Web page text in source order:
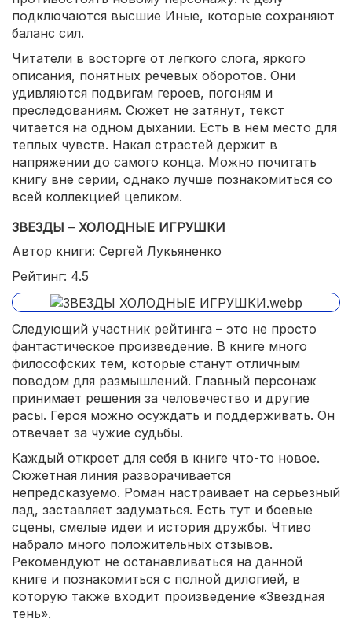
подключаются высшие Иные, которые сохраняют
баланс сил.
Читатели в восторге от легкого слога, яркого
описания, понятных речевых оборотов. Они
удивляются подвигам героев, погоням и
преследованиям. Сюжет не затянут, текст
читается на одном дыхании. Есть в нем место для
теплых чувств. Накал страстей держит в
напряжении до самого конца. Можно почитать
книгу вне серии, однако лучше познакомиться со
всей коллекцией целиком.
ЗВЕЗДЫ – ХОЛОДНЫЕ ИГРУШКИ
Автор книги: Сергей Лукьяненко
Рейтинг: 4.5
Следующий участник рейтинга – это не просто
фантастическое произведение. В книге много
философских тем, которые станут отличным
поводом для размышлений. Главный персонаж
принимает решения за человечество и другие
расы. Героя можно осуждать и поддерживать. Он
отвечает за чужие судьбы.
Каждый откроет для себя в книге что-то новое.
Сюжетная линия разворачивается
непредсказуемо. Роман настраивает на серьезный
лад, заставляет задуматься. Есть тут и боевые
сцены, смелые идеи и история дружбы. Чтиво
набрало много положительных отзывов.
Рекомендуют не останавливаться на данной
книге и познакомиться с полной дилогией, в
которую также входит произведение «Звездная
тень».